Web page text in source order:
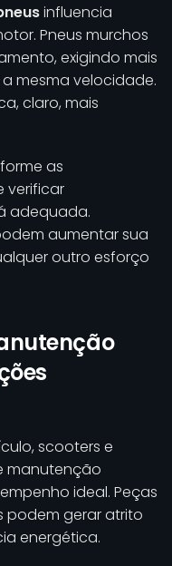
influencia
Pneus murchos
exigindo mais
mesma velocidade.
claro, mais
as
verificar
adequada.
aumentar sua
outro esforço
scooters e
manutenção
ideal. Peças
podem gerar atrito
energética.